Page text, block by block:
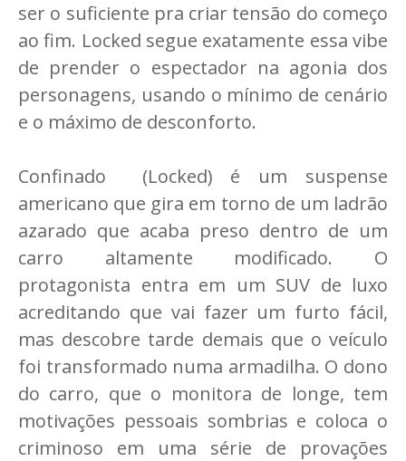
ser o suficiente pra criar tensão do começo
ao fim. Locked segue exatamente essa vibe
de prender o espectador na agonia dos
personagens, usando o mínimo de cenário
e o máximo de desconforto.
Confinado (Locked) é um suspense
americano que gira em torno de um ladrão
azarado que acaba preso dentro de um
carro altamente modificado. O
protagonista entra em um SUV de luxo
acreditando que vai fazer um furto fácil,
mas descobre tarde demais que o veículo
foi transformado numa armadilha. O dono
do carro, que o monitora de longe, tem
motivações pessoais sombrias e coloca o
criminoso em uma série de provações